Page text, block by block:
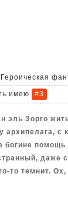
Героическая
имею #3
эль Зорго
архипелага, с
богине помощь
даже
то темнит. Ох,